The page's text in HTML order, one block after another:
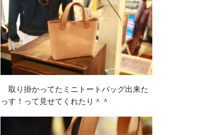
取り掛かってたミニトートバッグ出来た
っす！って見せてくれたり＾＾